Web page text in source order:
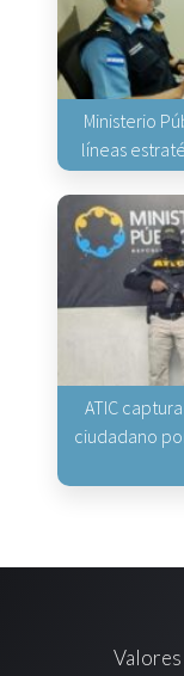
Ministerio
líneas
ATIC
ciudadano